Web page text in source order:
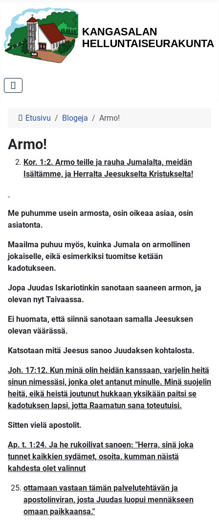
Etusivu Blogeja Armo!
Armo!
Kor. 1:2. Armo teille ja rauha Jumalalta, meidän
Isältämme, ja Herralta Jeesukselta Kristukselta!
Me puhumme usein armosta, osin oikeaa asiaa, osin
asiatonta.
Maailma puhuu myös, kuinka Jumala on armollinen
jokaiselle, eikä esimerkiksi tuomitse ketään
kadotukseen.
Jopa Juudas Iskariotinkin sanotaan saaneen armon, ja
olevan nyt Taivaassa.
Ei huomata, että siinnä sanotaan samalla Jeesuksen
olevan väärässä.
Katsotaan mitä Jeesus sanoo Juudaksen kohtalosta.
Joh. 17:12. Kun minä olin heidän kanssaan, varjelin heitä
sinun nimessäsi, jonka olet antanut minulle. Minä suojelin
heitä, eikä heistä joutunut hukkaan yksikään paitsi se
kadotuksen lapsi, jotta Raamatun sana toteutuisi.
Sitten vielä apostolit.
Ap. t. 1:24. Ja he rukoilivat sanoen: "Herra, sinä joka
tunnet kaikkien sydämet, osoita, kumman näistä
kahdesta olet valinnut
ottamaan vastaan tämän palvelutehtävän ja
apostolinviran, josta Juudas luopui mennäkseen
omaan paikkaansa."